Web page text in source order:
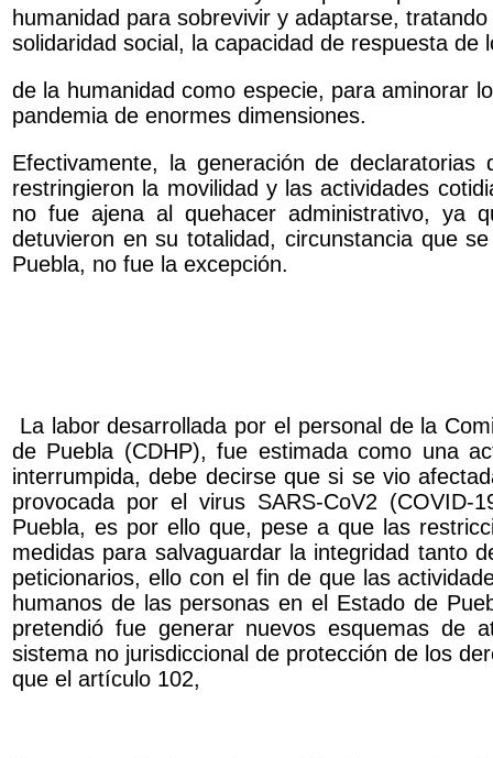
humanidad para sobrevivir y adaptarse,
solidaridad social, la capacidad de respuesta
de la humanidad como especie, para aminorar
pandemia de enormes dimensiones.
Efectivamente, la generación de
restringieron la movilidad y las actividades
no fue ajena al quehacer administrativo, ya
detuvieron en su totalidad, circunstancia que
Puebla, no fue la excepción.
La labor desarrollada por el personal de la
de Puebla (CDHP), fue estimada como una
interrumpida, debe decirse que si se vio
provocada por el virus SARS-CoV2
Puebla, es por ello que, pese a que las
medidas para salvaguardar la integridad tanto
peticionarios, ello con el fin de que las
humanos de las personas en el Estado de
pretendió fue generar nuevos esquemas de
sistema no jurisdiccional de protección de los
que el artículo 102,